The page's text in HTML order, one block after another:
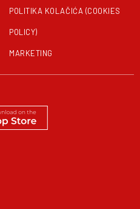
POLITIKA KOLAČIĆA (COOKIES
POLICY)
MARKETING